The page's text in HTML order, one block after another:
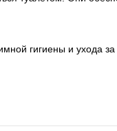
гигиены и ухода за